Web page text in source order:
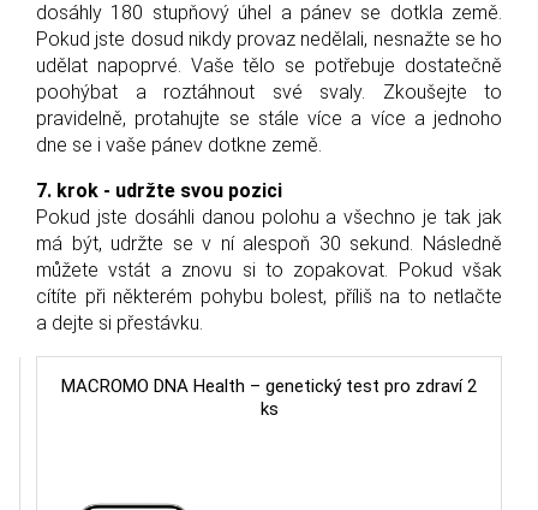
dosáhly 180 stupňový úhel a pánev se dotkla země.
Pokud jste dosud nikdy provaz nedělali, nesnažte se ho
udělat napoprvé. Vaše tělo se potřebuje dostatečně
poohýbat a roztáhnout své svaly. Zkoušejte to
pravidelně, protahujte se stále více a více a jednoho
dne se i vaše pánev dotkne země.
7. krok - udržte svou pozici
Pokud jste dosáhli danou polohu a všechno je tak jak
má být, udržte se v ní alespoň 30 sekund. Následně
můžete vstát a znovu si to zopakovat. Pokud však
cítíte při některém pohybu bolest, příliš na to netlačte
a dejte si přestávku.
MACROMO DNA Health – genetický test pro zdraví 2
ks